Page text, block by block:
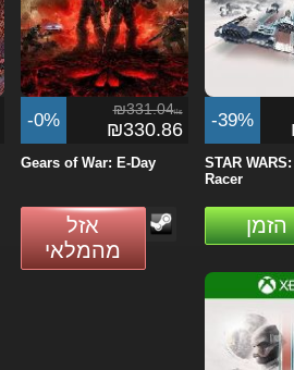
-0% ₪331.04ils
₪330.86
Gears of War: E-Day
אזל
מהמלאי
-39%
STAR
Racer
הזמן